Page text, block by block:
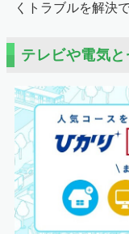
くトラブルを解決
テレビや電気